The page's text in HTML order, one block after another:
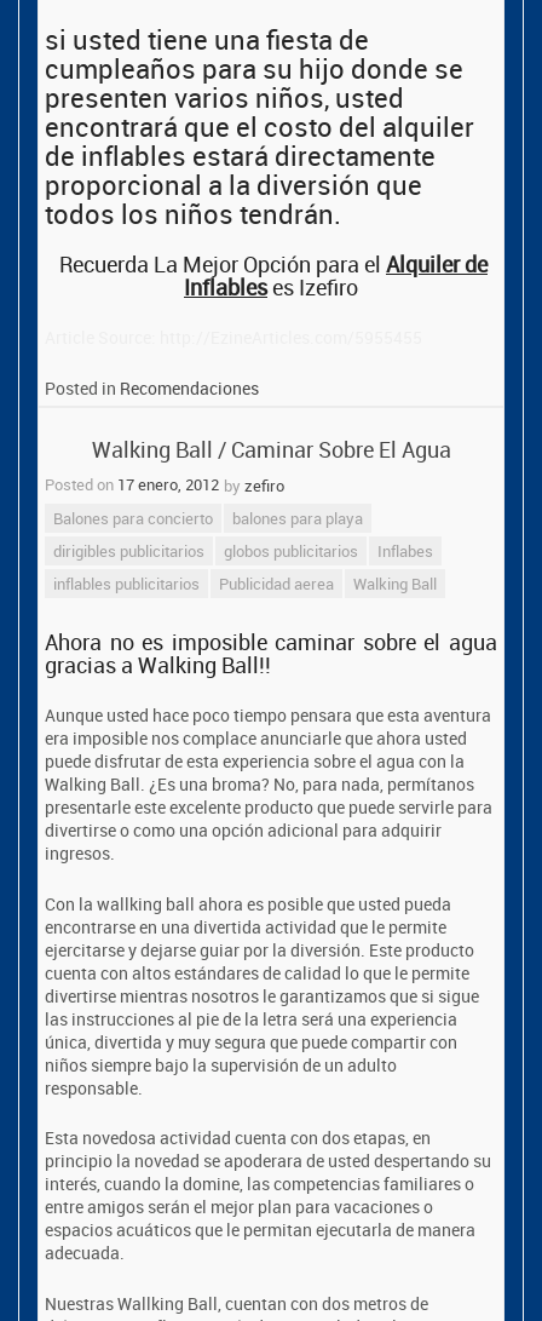
si usted tiene una fiesta de
cumpleaños para su hijo donde se
presenten varios niños, usted
encontrará que el costo del alquiler
de inflables estará directamente
proporcional a la diversión que
todos los niños tendrán.
Recuerda La Mejor Opción para el Alquiler de
Inflableses Izefiro
Posted in Recomendaciones
Walking Ball / Caminar Sobre El Agua
Posted on 17 enero, 2012 by zefiro
Balones para concierto
balones para playa
dirigibles publicitarios
globos publicitarios
Inflabes
inflables publicitarios
Publicidad aerea Walking Ball
Ahora no es imposible caminar sobre el agua
gracias a Walking Ball!!
Aunque usted hace poco tiempo pensara que esta aventura
era imposible nos complace anunciarle que ahora usted
puede disfrutar de esta experiencia sobre el agua con la
Walking Ball. ¿Es una broma? No, para nada, permítanos
presentarle este excelente producto que puede servirle para
divertirse o como una opción adicional para adquirir
ingresos.
Con la wallking ball ahora es posible que usted pueda
encontrarse en una divertida actividad que le permite
ejercitarse y dejarse guiar por la diversión. Este producto
cuenta con altos estándares de calidad lo que le permite
divertirse mientras nosotros le garantizamos que si sigue
las instrucciones al pie de la letra será una experiencia
única, divertida y muy segura que puede compartir con
niños siempre bajo la supervisión de un adulto
responsable.
Esta novedosa actividad cuenta con dos etapas, en
principio la novedad se apoderara de usted despertando su
interés, cuando la domine, las competencias familiares o
entre amigos serán el mejor plan para vacaciones o
espacios acuáticos que le permitan ejecutarla de manera
adecuada.
Nuestras Wallking Ball, cuentan con dos metros de